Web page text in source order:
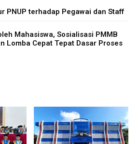
PNUP terhadap Pegawai dan Staff
Mahasiswa, Sosialisasi PMMB
Lomba Cepat Tepat Dasar Proses